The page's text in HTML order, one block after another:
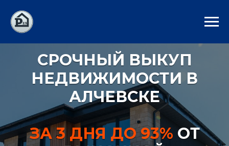
СРОЧНЫЙ ВЫКУП
НЕДВИЖИМОСТИ В
АЛЧЕВСКЕ
ЗА 3 ДНЯ ДО 93% ОТ